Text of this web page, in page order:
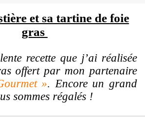
et sa tartine de foie
gras
recette que j’ai réalisée
offert par mon partenaire
». Encore un grand
sommes régalés !